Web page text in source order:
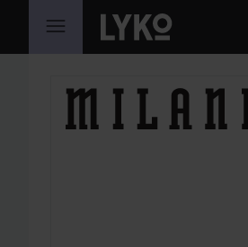
SIIRTYÄ JHK SISÄLTÖÖN
OHITA OSIO